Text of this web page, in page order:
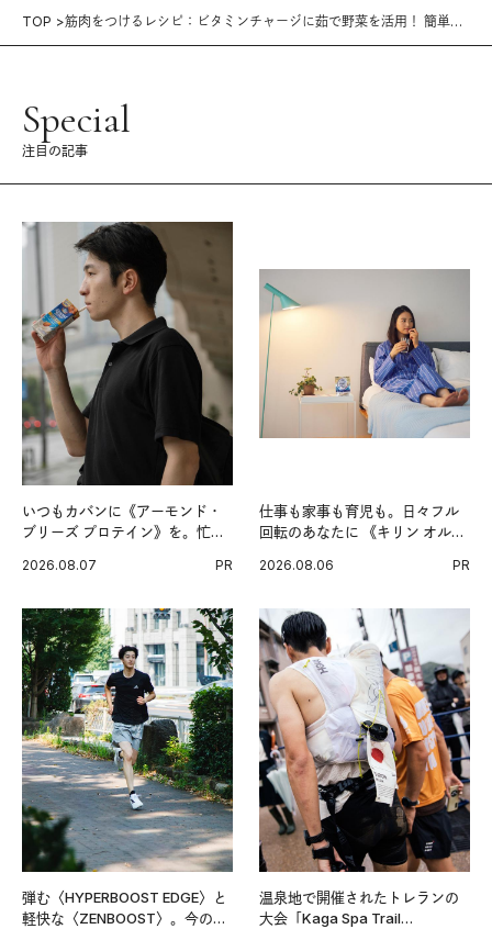
TOP
筋肉をつけるレシピ：ビタミンチャージに茹で野菜を活用！ 簡単弁
Special
注目の記事
いつもカバンに《アーモンド・
ブリーズ プロテイン》を。忙し
グ習慣。
2026.08.07 PR
仕事も家事も育児も。日々フル
回転のあなたに 《キリン オルニ
2026.08.06 PR
弾む〈HYPERBOOST EDGE〉と
軽快な〈ZENBOOST〉。今の時
温泉地で開催されたトレランの
大会「Kaga Spa Trail